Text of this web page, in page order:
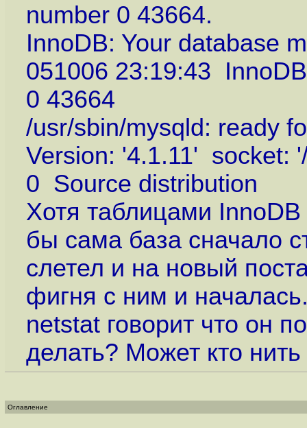
number 0 43664.
InnoDB: Your database
051006 23:19:43
0 43664
/usr/sbin/mysqld: ready
Version: '4.1.11' socket:
0 Source distribution
Хотя таблицами
бы сама база сначало
слетел и на новый
фигня с ним и
netstat говорит что он
делать? Может кто
Оглавление